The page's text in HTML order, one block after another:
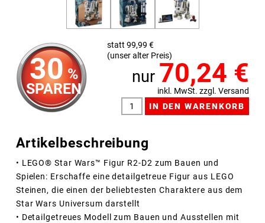
30 %
SPAREN
statt 99,99 €
(unser alter Preis)
nur 70,24 €
inkl. MwSt. zzgl. Versand
Artikelbeschreibung
• LEGO® Star Wars™ Figur R2-D2 zum Bauen und
Spielen: Erschaffe eine detailgetreue Figur aus LEGO
Steinen, die einen der beliebtesten Charaktere aus dem
Star Wars Universum darstellt
• Detailgetreues Modell zum Bauen und Ausstellen mit